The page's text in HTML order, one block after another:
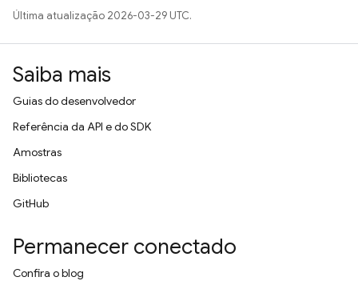
Última atualização 2026-03-29 UTC.
Saiba mais
Guias do desenvolvedor
Referência da API e do SDK
Amostras
Bibliotecas
GitHub
Permanecer conectado
Confira o blog